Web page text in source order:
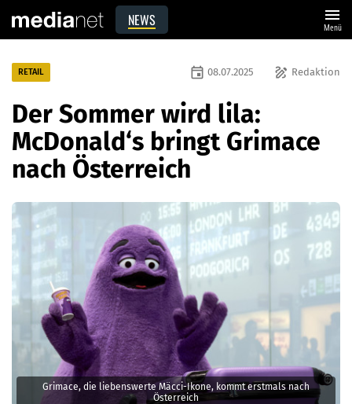
NEWS menu
Menü
Grimace, die liebenswerte Mäcci-Ikone, kommt erstmals nach
Österreich
RETAIL draw Redaktion
event 08.07.2025
Der Sommer wird lila:
McDonald‘s bringt Grimace
nach Österreich